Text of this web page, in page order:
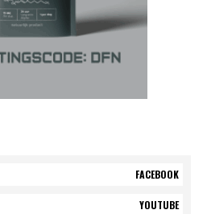
FACEBOOK
YOUTUBE